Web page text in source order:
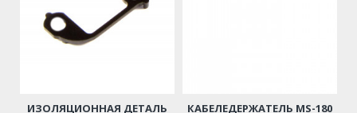
ИЗОЛЯЦИОННАЯ ДЕТАЛЬ
КАБЕЛЕДЕРЖАТЕЛЬ MS-180